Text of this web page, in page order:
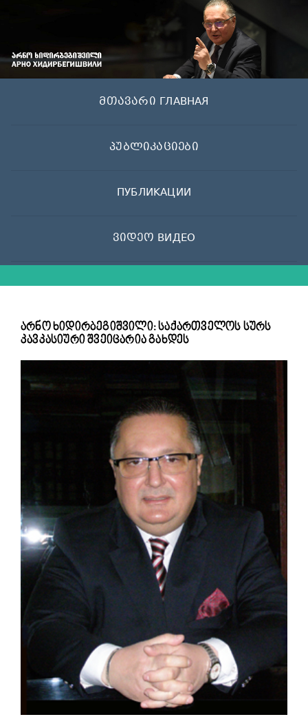
მთავარი ГЛАВНАЯ
პუბლიკაციები
ПУБЛИКАЦИИ
ვიდეო ВИДЕО
არნო ხიდირბეგიშვილი: საქართველოს სურს
კავკასიური შვეიცარია გახდეს